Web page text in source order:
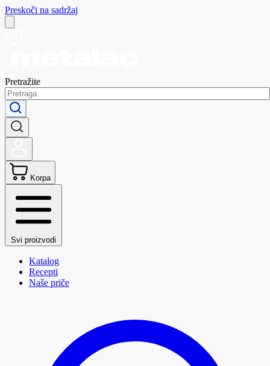
Preskoči na sadržaj
Pretražite
Korpa
Svi proizvodi
Katalog
Recepti
Naše priče